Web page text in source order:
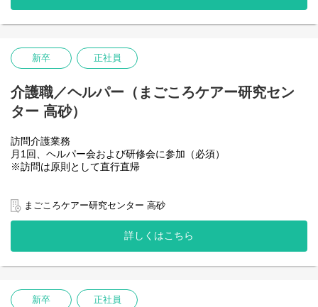
新卒 正社員
介護職／ヘルパー（まごころケアー研究セン
ター 高砂）
訪問介護業務
月1回、ヘルパー会および研修会に参加（必須）
※訪問は原則として直行直帰
まごころケアー研究センター 高砂
詳しくはこちら
新卒 正社員